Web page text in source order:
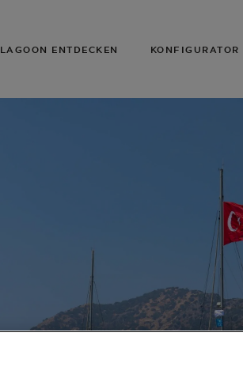
LAGOON ENTDECKEN KONFIGURATOR